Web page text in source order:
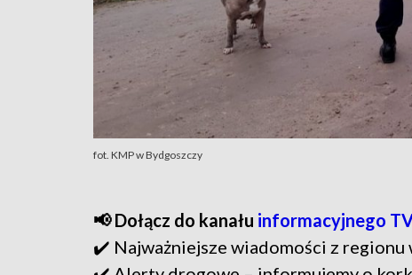
fot. KMP w Bydgoszczy
📢 Dołącz do kanału informacyjnego
✔️ Najważniejsze wiadomości z regionu